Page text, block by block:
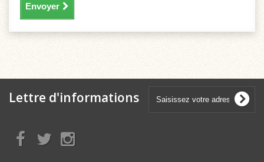
Envoyer
Lettre d'informations